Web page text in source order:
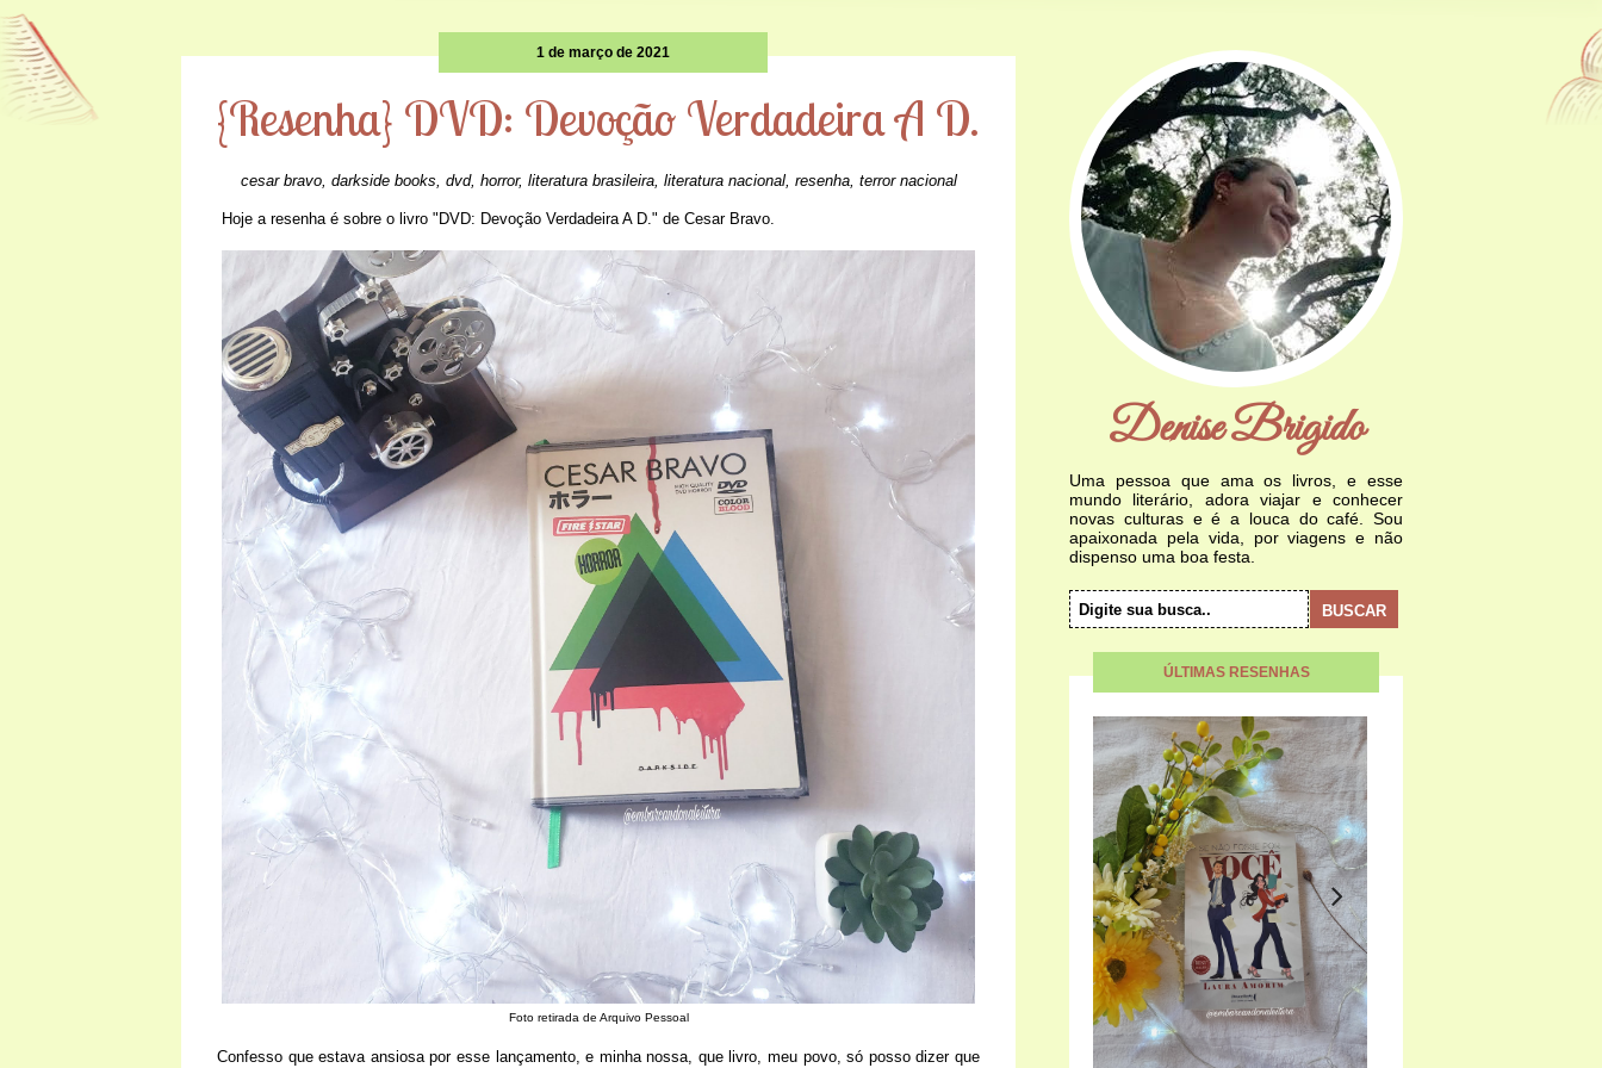
1 de março de 2021
{Resenha} DVD: Devoção Verdadeira A D.
cesar bravo, darkside books, dvd, horror, literatura brasileira, literatura nacional, resenha, terror nacional
Hoje a resenha é sobre o livro "DVD: Devoção Verdadeira A D." de Cesar Bravo.
Foto retirada de Arquivo Pessoal
Confesso que estava ansiosa por esse lançamento, e minha nossa, que livro, meu povo, só posso dizer que
Denise Brigido
Uma pessoa que ama os livros, e esse
mundo literário, adora viajar e conhecer
novas culturas e é a louca do café. Sou
apaixonada pela vida, por viagens e não
dispenso uma boa festa.
ÚLTIMAS RESENHAS